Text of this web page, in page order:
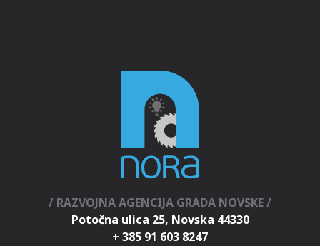
/ RAZVOJNA AGENCIJA GRADA NOVSKE /
Potočna ulica 25, Novska 44330
+ 385 91 603 8247